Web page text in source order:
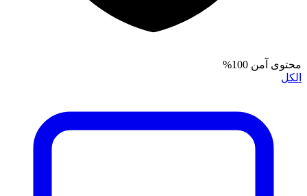
محتوى آمن 100%
الكل